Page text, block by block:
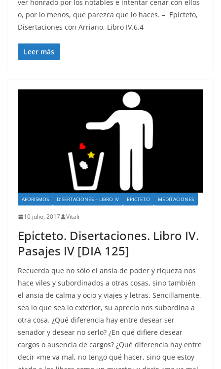
ver honrado por los notables e intentar cenar con ellos
o, por lo menos, que parezca que lo haces. – Epicteto,
Disertaciones con Arriano, Libro IV.6.4
Leer más
AFORISMOS DISERTACIONES – LIBRO IV EPICTETO MEDITACIONES
10 julio, 2017 Vitali
Epicteto. Disertaciones. Libro IV.
Pasajes IV [DIA 125]
Recuerda que no sólo el ansia de poder y riqueza nos
hace viles y subordinados a otras cosas, sino también
el ansia de calma y ocio y viajes y letras. Sencillamente,
sea lo que sea lo exterior, su aprecio nos subordina a
otra cosa. ¿Qué diferencia hay entre desear ser
senador y desear no serlo? ¿En qué difiere desear
cargos o ausencia de cargos? ¿Qué diferencia hay entre
decir «me va mal, no tengo qué hacer, sino que estoy